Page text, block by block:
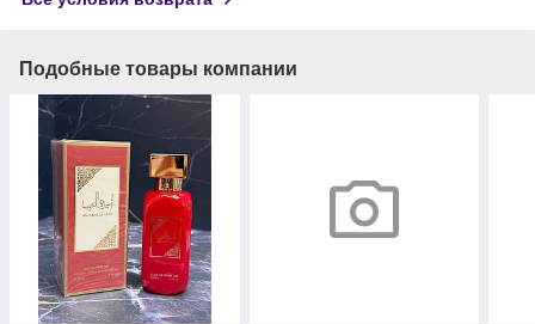
Подобные товары компании